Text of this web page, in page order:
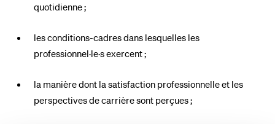
quotidienne ;
les conditions-cadres dans lesquelles les
professionnel·le·s exercent ;
la manière dont la satisfaction professionnelle et les
perspectives de carrière sont perçues ;